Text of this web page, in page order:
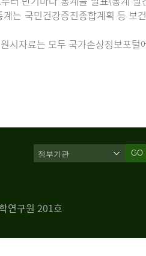
는 국민건강증진종합계획 등
시자료는 모두 국가손상정보포털
GO
연구원 201호